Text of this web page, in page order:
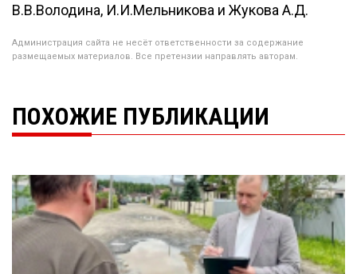
В.В.Володина, И.И.Мельникова и Жукова А.Д.
Администрация сайта не несёт ответственности за содержание
размещаемых материалов. Все претензии направлять авторам.
ПОХОЖИЕ ПУБЛИКАЦИИ